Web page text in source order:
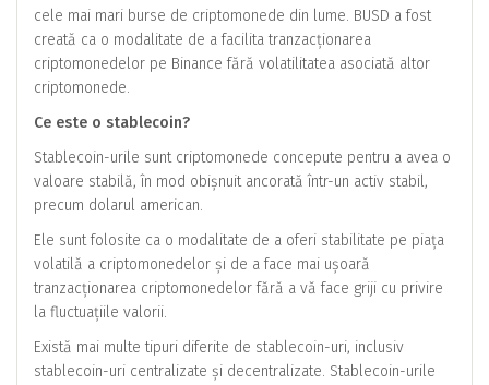
cele mai mari burse de criptomonede din lume. BUSD a fost
creată ca o modalitate de a facilita tranzacționarea
criptomonedelor pe Binance fără volatilitatea asociată altor
criptomonede.
Ce este o stablecoin?
Stablecoin-urile sunt criptomonede concepute pentru a avea o
valoare stabilă, în mod obișnuit ancorată într-un activ stabil,
precum dolarul american.
Ele sunt folosite ca o modalitate de a oferi stabilitate pe piața
volatilă a criptomonedelor și de a face mai ușoară
tranzacționarea criptomonedelor fără a vă face griji cu privire
la fluctuațiile valorii.
Există mai multe tipuri diferite de stablecoin-uri, inclusiv
stablecoin-uri centralizate și decentralizate. Stablecoin-urile